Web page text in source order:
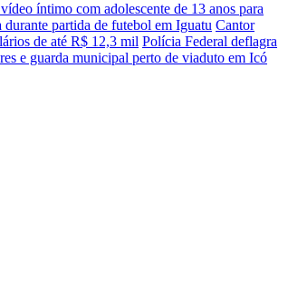
íntimo com adolescente de 13 anos para
partida de futebol em Iguatu Cantor
de até R$ 12,3 mil Polícia Federal deflagra
e guarda municipal perto de viaduto em Icó